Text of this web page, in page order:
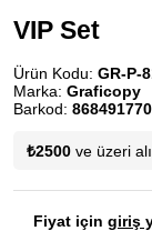
VIP Set
Ürün Kodu: GR-P-
Marka: Graficopy
Barkod:
₺2500 ve üzeri
Fiyat için giriş